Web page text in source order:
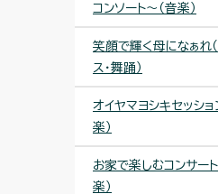
コンソート〜（音楽）
笑顔で輝く母になぁれ
ス・舞踊）
オイヤマヨシキセッショ
楽）
お家で楽しむコンサート
楽）